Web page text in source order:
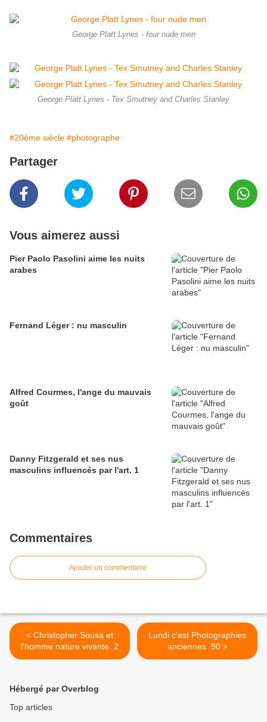
George Platt Lynes - four nude men
George Platt Lynes - Tex Smutney and Charles Stanley
#20ème siècle #photographe
Partager
Vous aimerez aussi
Pier Paolo Pasolini aime les nuits
arabes
Fernand Léger : nu masculin
Alfred Courmes, l'ange du mauvais
goût
Danny Fitzgerald et ses nus
masculins influencés par l'art. 1
Commentaires
Ajouter un commentaire
< Christopher Sousa et
l'homme nature vivante. 2
Lundi c'est Photographies
anciennes. 90 >
Hébergé par Overblog
Top articles